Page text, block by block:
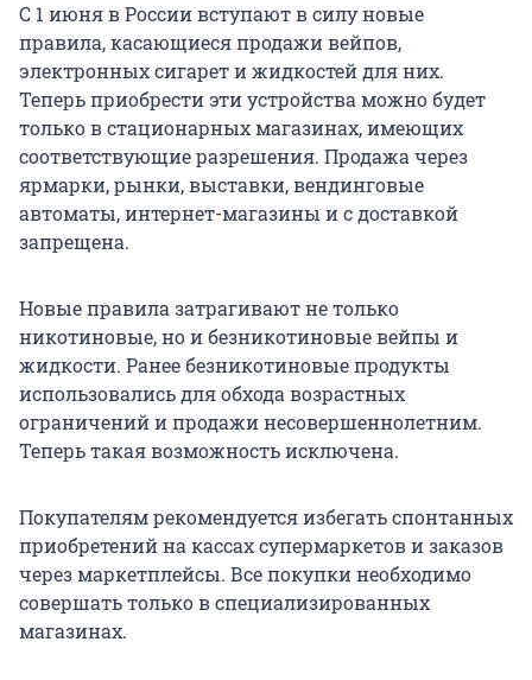
С 1 июня в России вступают в силу новые
правила, касающиеся продажи вейпов,
электронных сигарет и жидкостей для них.
Теперь приобрести эти устройства можно будет
только в стационарных магазинах, имеющих
соответствующие разрешения. Продажа через
ярмарки, рынки, выставки, вендинговые
автоматы, интернет-магазины и с доставкой
запрещена.
Новые правила затрагивают не только
никотиновые, но и безникотиновые вейпы и
жидкости. Ранее безникотиновые продукты
использовались для обхода возрастных
ограничений и продажи несовершеннолетним.
Теперь такая возможность исключена.
Покупателям рекомендуется избегать спонтанных
приобретений на кассах супермаркетов и заказов
через маркетплейсы. Все покупки необходимо
совершать только в специализированных
магазинах.